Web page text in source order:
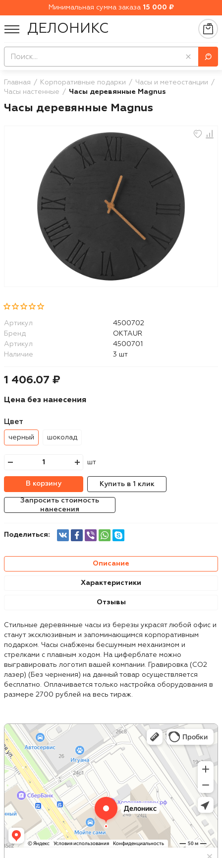
Минимальная сумма заказа 15 000 ₽
ДЕЛОНИКС
Главная Корпоративные подарки
Часы и метеостанции
Часы настенные
Часы деревянные Magnus
Часы деревянные Magnus
Артикул
4500702
Бренд
OKTAUR
Артикул
4500701
Наличие
3 шт
1 406.07 ₽
Цена без нанесения
Цвет
черный шоколад
шт
В корзину Купить в 1 клик
Запросить стоимость
нанесения
Поделиться:
Описание
Характеристики
Отзывы
Стильные деревянные часы из березы украсят любой офис и
станут эксклюзивным и запоминающимся корпоративным
подарком. Часы снабжены бесшумным механизмом и
стрелками с плавным ходом. На циферблате можно
выгравировать логотип вашей компании. Гравировка (CO2
лазер) (Без чернения) на данный товар осуществляется
бесплатно. Оплачивается только настройка оборудования в
размере 2700 рублей на весь тираж.